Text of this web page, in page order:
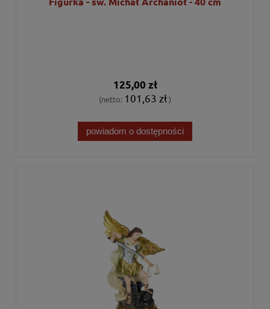
125,00 zł
(netto: 101,63 zł)
powiadom o dostępności